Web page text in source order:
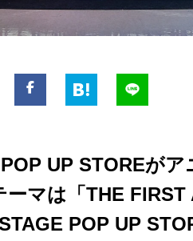
UP STOREがア
マは「THE FIRST
POP UP